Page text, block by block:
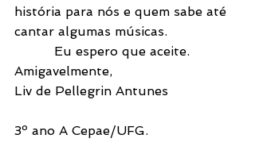
história para nós e quem sabe até
cantar algumas músicas.
          Eu espero que aceite.
Amigavelmente,
Liv de Pellegrin Antunes
3º ano A Cepae/UFG.